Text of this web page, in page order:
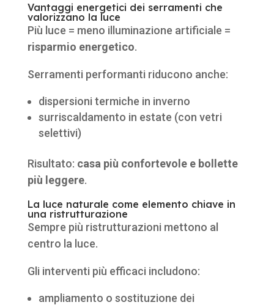
Vantaggi energetici dei serramenti che
valorizzano la luce
Più luce = meno illuminazione artificiale =
risparmio energetico.
Serramenti performanti riducono anche:
dispersioni termiche in inverno
surriscaldamento in estate (con vetri
selettivi)
Risultato: casa più confortevole e bollette
più leggere.
La luce naturale come elemento chiave in
una ristrutturazione
Sempre più ristrutturazioni mettono al
centro la luce.
Gli interventi più efficaci includono:
ampliamento o sostituzione dei